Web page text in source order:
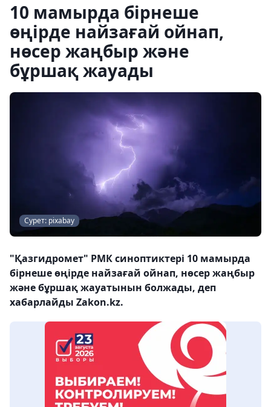
10 мамырда бірнеше
өңірде найзағай ойнап,
нөсер жаңбыр және
бұршақ жауады
Сурет: pixabay
"Қазгидромет" РМК синоптиктері 10 мамырда
бірнеше өңірде найзағай ойнап, нөсер жаңбыр
және бұршақ жауатынын болжады, деп
хабарлайды Zakon.kz.